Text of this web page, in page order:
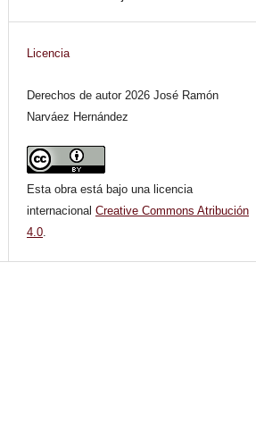
Licencia
Derechos de autor 2026 José Ramón
Narváez Hernández
Esta obra está bajo una licencia
internacionalCreative Commons Atribución
4.0.